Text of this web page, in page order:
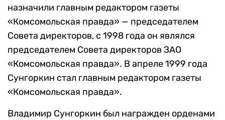
назначили главным редактором газеты
«Комсомольская правда» — председателем
Совета директоров, с 1998 года он являлся
председателем Совета директоров ЗАО
«Комсомольская правда». В апреле 1999 года
Сунгоркин стал главным редактором газеты
«Комсомольская правда».
Владимир Сунгоркин был награжден орденами